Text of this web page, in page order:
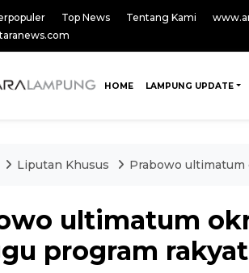
Top News Tentang Kami
HOME LAMPUNG UPDATE
Liputan Khusus Prabowo ultimatum
ultimatum
program rakyat